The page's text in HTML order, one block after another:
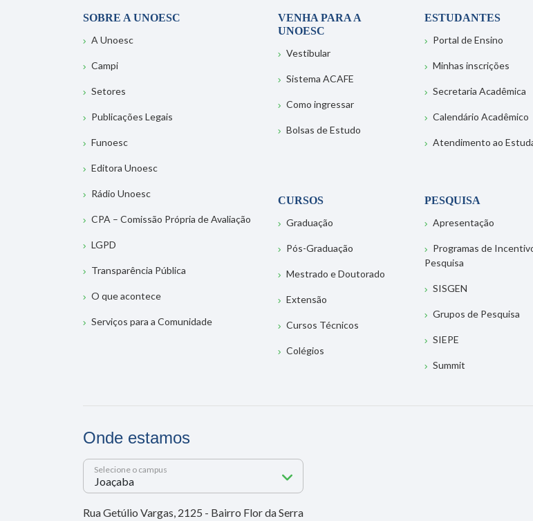
SOBRE A UNOESC
A Unoesc
Campi
Setores
Publicações Legais
Funoesc
Editora Unoesc
Rádio Unoesc
CPA – Comissão Própria de Avaliação
LGPD
Transparência Pública
O que acontece
Serviços para a Comunidade
VENHA PARA A
UNOESC
Vestibular
Sistema ACAFE
Como ingressar
Bolsas de Estudo
ESTUDANTES
Portal de Ensino
Minhas inscrições
Secretaria Acadêmica
Calendário Acadêmico
Atendimento ao
CURSOS
Graduação
Pós-Graduação
Mestrado e Doutorado
Extensão
Cursos Técnicos
Colégios
PESQUISA
Apresentação
Programas de
Pesquisa
SISGEN
Grupos de Pesquisa
SIEPE
Summit
Onde estamos
Selecione o campus
Rua Getúlio Vargas, 2125 - Bairro Flor da Serra